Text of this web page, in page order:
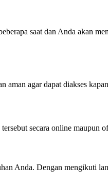
saat dan Anda akan
aman agar dapat diakses
secara online maupun
Anda. Dengan mengikuti